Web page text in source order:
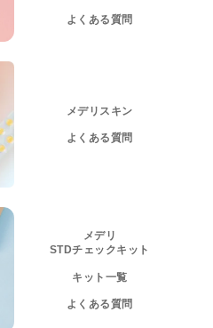
よくある質問
メデリスキン
よくある質問
メデリ
STDチェックキット
キット一覧
よくある質問